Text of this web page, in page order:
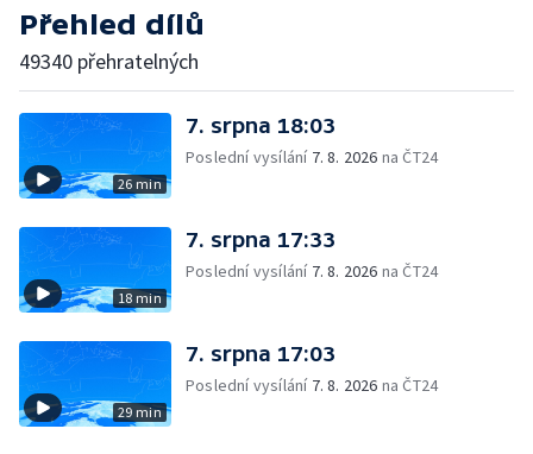
Přehled dílů
49340 přehratelných
26 min
7. srpna 18:03
Poslední vysílání 7. 8. 2026 na ČT24
18 min
7. srpna 17:33
Poslední vysílání 7. 8. 2026 na ČT24
29 min
7. srpna 17:03
Poslední vysílání 7. 8. 2026 na ČT24